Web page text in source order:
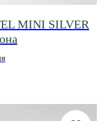
MINI SILVER